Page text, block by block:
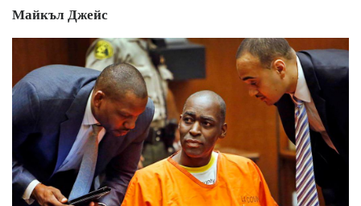
Майкъл Джейс